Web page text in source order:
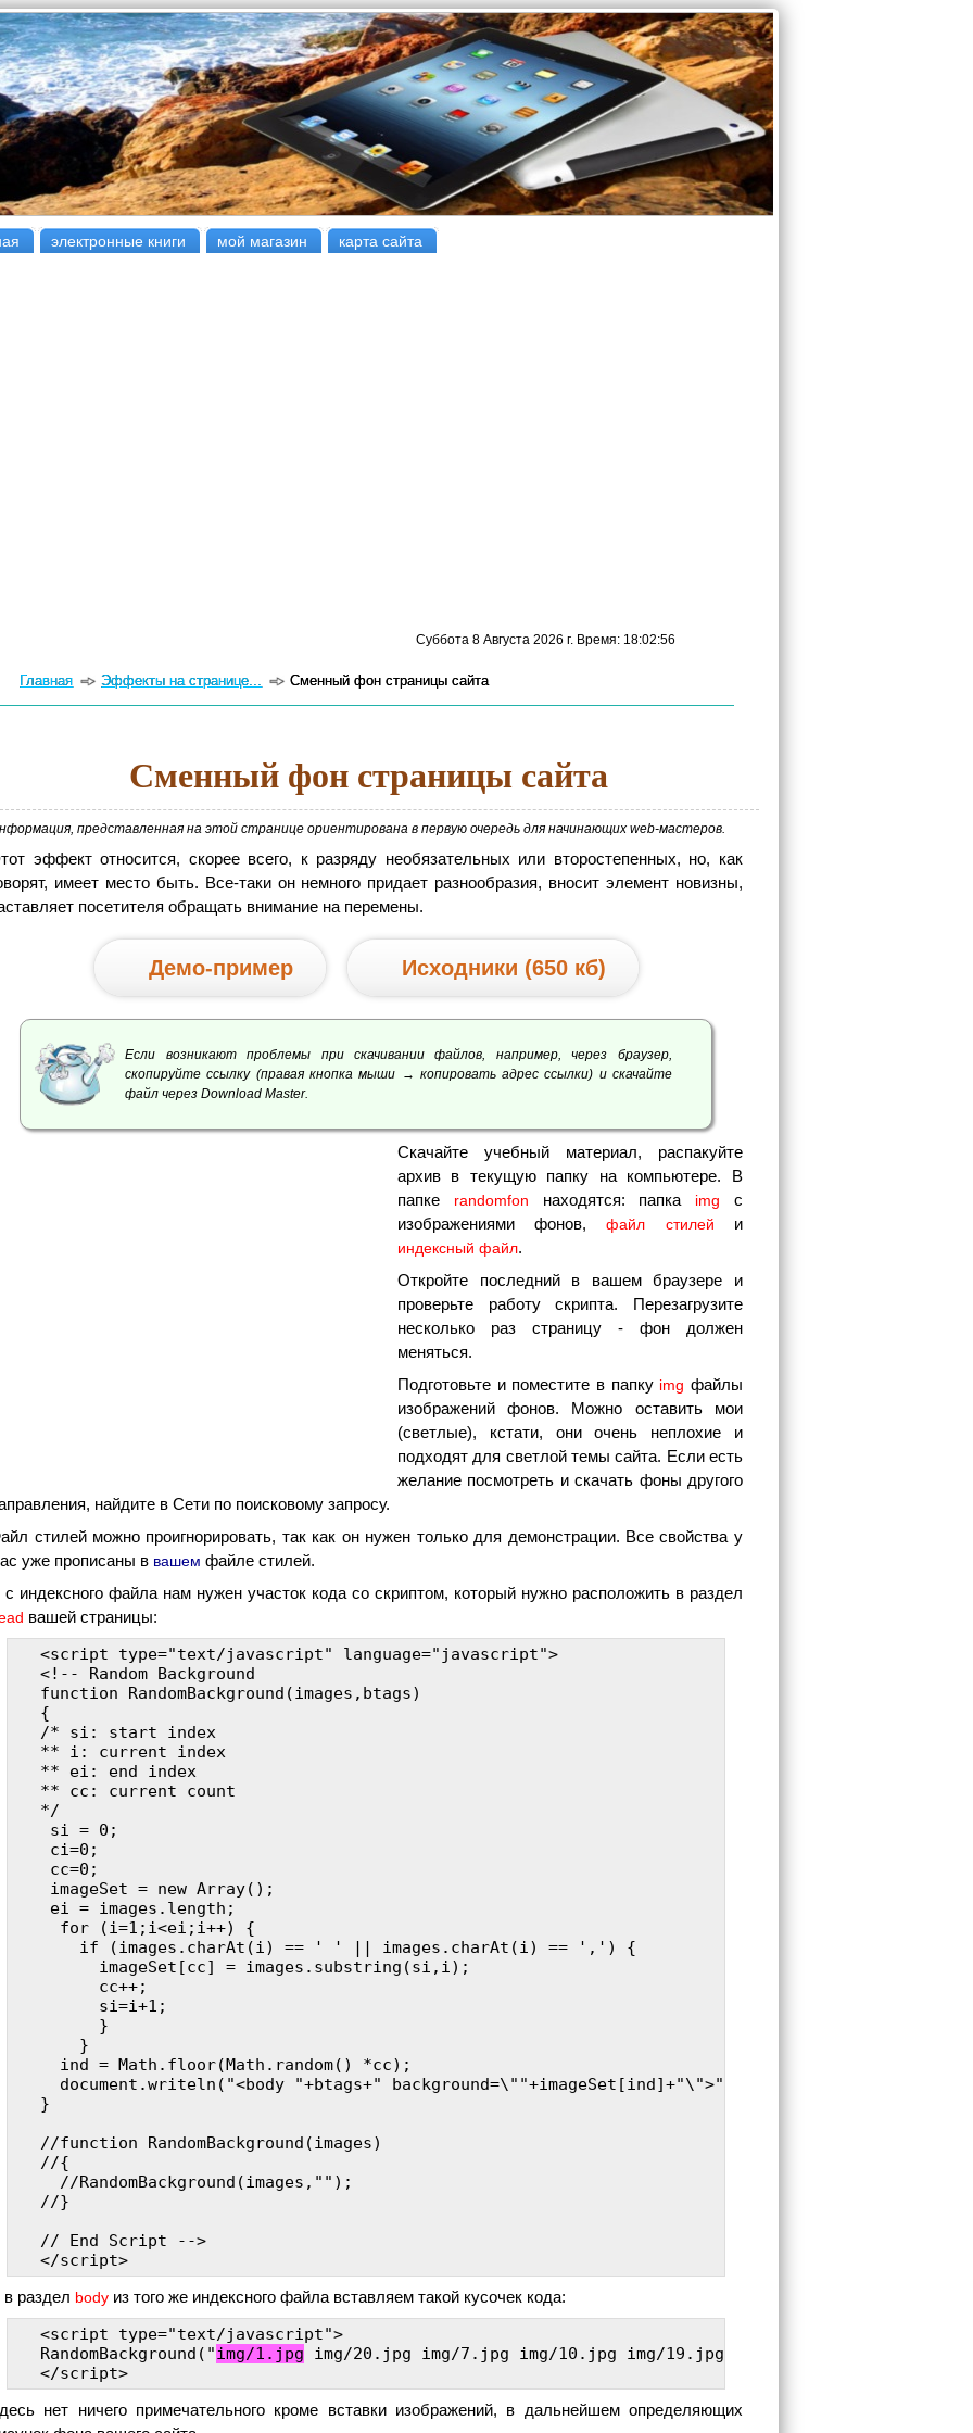
электронные книги мой магазин карта сайта
Суббота 8 Августа 2026 г. Время: 18:02:57
Главная Эффекты на странице... Сменный фон страницы сайта
Сменный фон страницы сайта
представленная на этой странице ориентирована в первую очередь для начинающих web-мастеров.
эффект относится, скорее всего, к разряду необязательных или второстепенных, но, как
имеет место быть. Все-таки он немного придает разнообразия, вносит элемент новизны,
посетителя обращать внимание на перемены.
Демо-пример Исходники (650 кб)
Если возникают проблемы при скачивании файлов, например, через браузер,
скопируйте ссылку (правая кнопка мыши → копировать адрес ссылки) и скачайте
файл через Download Master.
Скачайте учебный материал, распакуйте
архив в текущую папку на компьютере. В
папке
randomfon находятся: папка img
с
изображениями фонов,файл стилей и
индексный файл.
Откройте последний в вашем браузере и
проверьте работу скрипта. Перезагрузите
несколько раз страницу - фон должен
меняться.
Подготовьте и поместите в папку img файлы
изображений фонов. Можно оставить мои
(светлые), кстати, они очень неплохие и
подходят для светлой темы сайта. Если есть
желание посмотреть и скачать фоны другого
найдите в Сети по поисковому запросу.
стилей можно проигнорировать, так как он нужен только для демонстрации. Все свойства у
уже прописаны в вашем файле стилей.
индексного файла нам нужен участок кода со скриптом, который нужно расположить в раздел
вашей страницы:
<script type="text/javascript" language="javascript">
<!-- Random Background
function RandomBackground(images,btags)
{
/* si: start index
** i: current index
** ei: end index
** cc: current count
*/
si = 0;
ci=0;
cc=0;
imageSet = new Array();
ei = images.length;
  for (i=1;i<ei;i++) {
    if (images.charAt(i) == ' ' || images.charAt(i) == ',') {
      imageSet[cc] = images.substring(si,i);
      cc++;
      si=i+1;
      }
    }
  ind = Math.floor(Math.random() *cc);
  document.writeln("<body "+btags+" background=\""+imageSet[ind]+"\">");
}
//function RandomBackground(images)
//{
  //RandomBackground(images,"");
//}
// End Script -->
раздел body из того же индексного файла вставляем такой кусочек кода:
<script type="text/javascript">
RandomBackground("img/1.jpg img/20.jpg img/7.jpg img/10.jpg img/19.jpg ");
нет ничего примечательного кроме вставки изображений, в дальнейшем определяющих